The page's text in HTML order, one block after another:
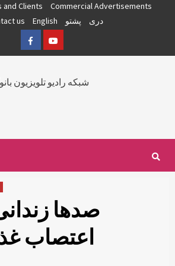
and Clients
Commercial Advertisements
us
English پشتو
دری
FacebookYouTube
صدها
اعتصاب